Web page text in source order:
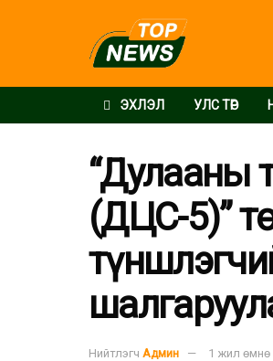
ЭХЛЭЛ УЛС ТӨР
“Дулааны
(ДЦС-5)”
Нийтлэгч Админ 1 жил өмнө